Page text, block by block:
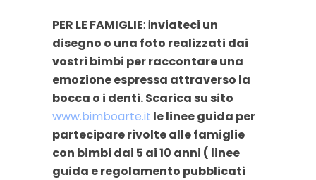
PER LE FAMIGLIE: inviateci un
disegno o una foto realizzati dai
vostri bimbi per raccontare una
emozione espressa attraverso la
bocca o i denti. Scarica su sito
www.bimboarte.it le linee guida per
partecipare rivolte alle famiglie
con bimbi dai 5 ai 10 anni ( linee
guida e regolamento pubblicati